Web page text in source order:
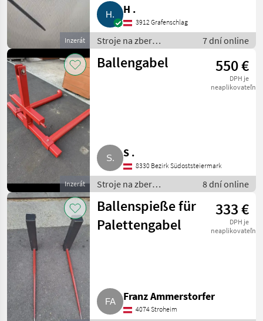
Inzerát
H .
3912 Grafenschlag
Stroje na zber
objemových krmív /
transportéry balíkov
7 dní online
Inzerát
Ballengabel 550 €
DPH je
neaplikovateľné
S .
8330 Bezirk Südoststeiermark
Stroje na zber
objemových krmív /
transportéry balíkov
8 dní online
Ballenspieße für
Palettengabel
333 €
DPH je
neaplikovateľné
Franz Ammerstorfer
4074 Stroheim